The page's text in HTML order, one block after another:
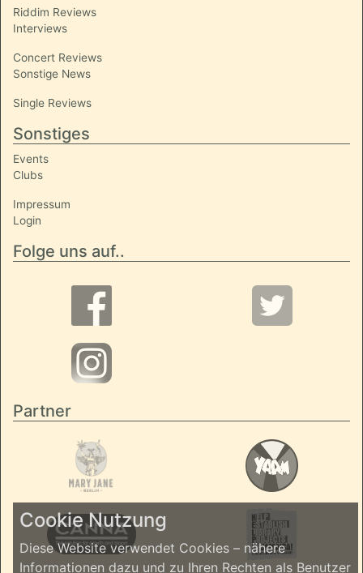
Riddim Reviews
Interviews
Concert Reviews
Sonstige News
Single Reviews
Sonstiges
Events
Clubs
Impressum
Login
Folge uns auf..
Partner
Cookie Nutzung
Diese Website verwendet Cookies – nähere
Informationen dazu und zu Ihren Rechten als Benutzer